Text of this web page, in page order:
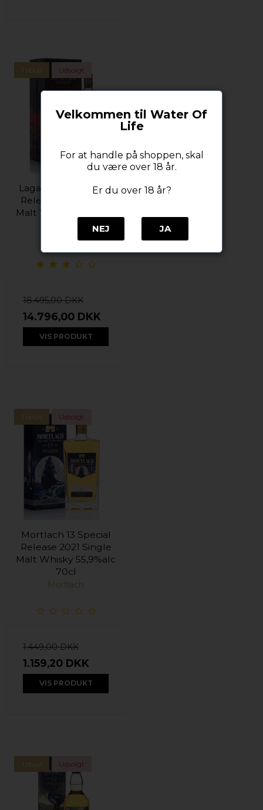
Tilbud Udsolgt
Lagavulin 26 Special
Release 2021 Single
Malt Whisky 44,2%alc
Lagavulin
18.495,00 DKK
14.796,00 DKK
VIS PRODUKT
Tilbud Udsolgt
Mortlach 13 Special
Release 2021 Single
Malt Whisky 55,9%alc
70cl
Mortlach
1.449,00 DKK
1.159,20 DKK
VIS PRODUKT
Tilbud Udsolgt
Velkommen til Water Of
Life
For at handle på shoppen, skal
du være over 18 år.
Er du over 18 år?
NEJ JA